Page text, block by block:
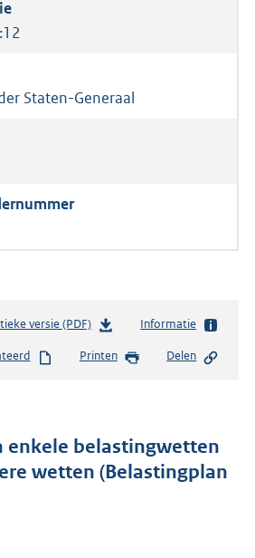
Staten-Generaal
versie (PDF)b
s
d
s
g
Informatie
Printen Delen
enkele belastingwetten
wetten (Belastingplan